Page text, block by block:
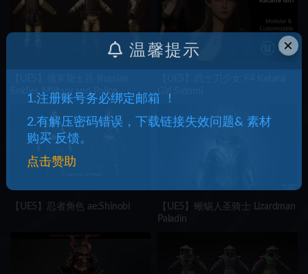
Soldier, Military and Police,
Customizable
【UE5】忍者角色 ae:Shinobi
【UE5】蜥蜴人圣骑士 Lizardman
Paladin
×
温馨提示
1.注册账号务必绑定邮箱 ！
2.有解压密码错误，下载链接失效问题& 素材
购买 反馈。
点击赞助